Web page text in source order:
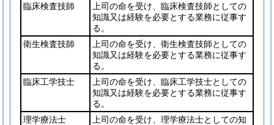
臨床検査技師
上司の命を受け、臨床検査技師としての
知識又は経験を必要とする業務に従事す
る。
衛生検査技師
上司の命を受け、衛生検査技師としての
知識又は経験を必要とする業務に従事す
る。
臨床工学技士
上司の命を受け、臨床工学技士としての
知識又は経験を必要とする業務に従事す
る。
理学療法士
上司の命を受け、理学療法士としての知